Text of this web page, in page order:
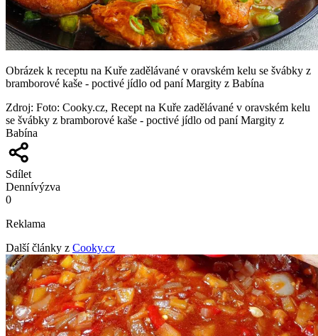
Obrázek k receptu na Kuře zadělávané v oravském kelu se švábky z
bramborové kaše - poctivé jídlo od paní Margity z Babína
Zdroj: Foto: Cooky.cz, Recept na Kuře zadělávané v oravském kelu
se švábky z bramborové kaše - poctivé jídlo od paní Margity z
Babína
Sdílet
Dennívýzva
0
Reklama
Další články z Cooky.cz